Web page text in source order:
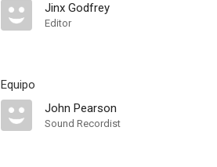
Jinx Godfrey
Editor
Equipo
John Pearson
Sound Recordist